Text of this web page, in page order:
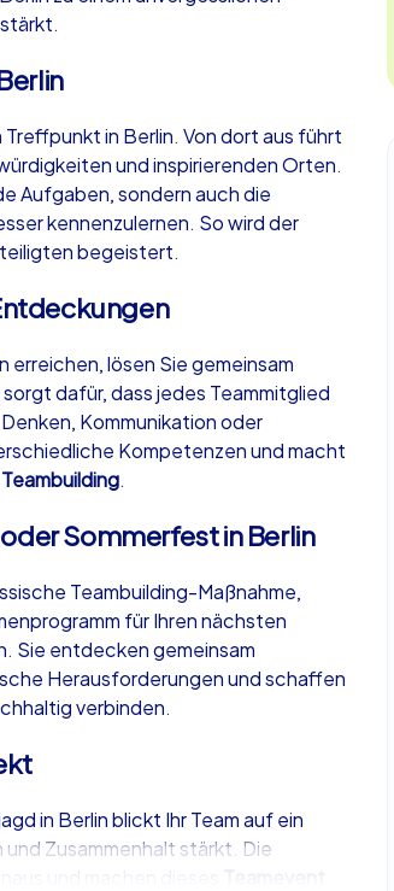
in Berlin. Von dort aus führt
und inspirierenden Orten.
Aufgaben, sondern auch die
kennenzulernen. So wird der
begeistert.
erreichen, lösen Sie gemeinsam
dafür, dass jedes Teammitglied
Kommunikation oder
Kompetenzen und macht
Teambuilding.
Sommerfest in Berlin
Teambuilding-Maßnahme,
für Ihren nächsten
Sie entdecken gemeinsam
Herausforderungen und schaffen
verbinden.
in Berlin blickt Ihr Team auf ein
Zusammenhalt stärkt. Die